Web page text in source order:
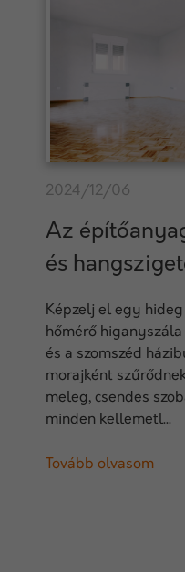
2024/12/06
Az
és
Képzelj el egy
hőmérő
és a szomszéd
morajként
meleg, csendes
minden kellemetl...
Tovább olvasom